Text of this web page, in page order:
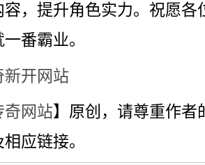
，提升角色实力。祝愿各
番霸业。
新开网站
奇网站】原创，请尊重作者
应链接。